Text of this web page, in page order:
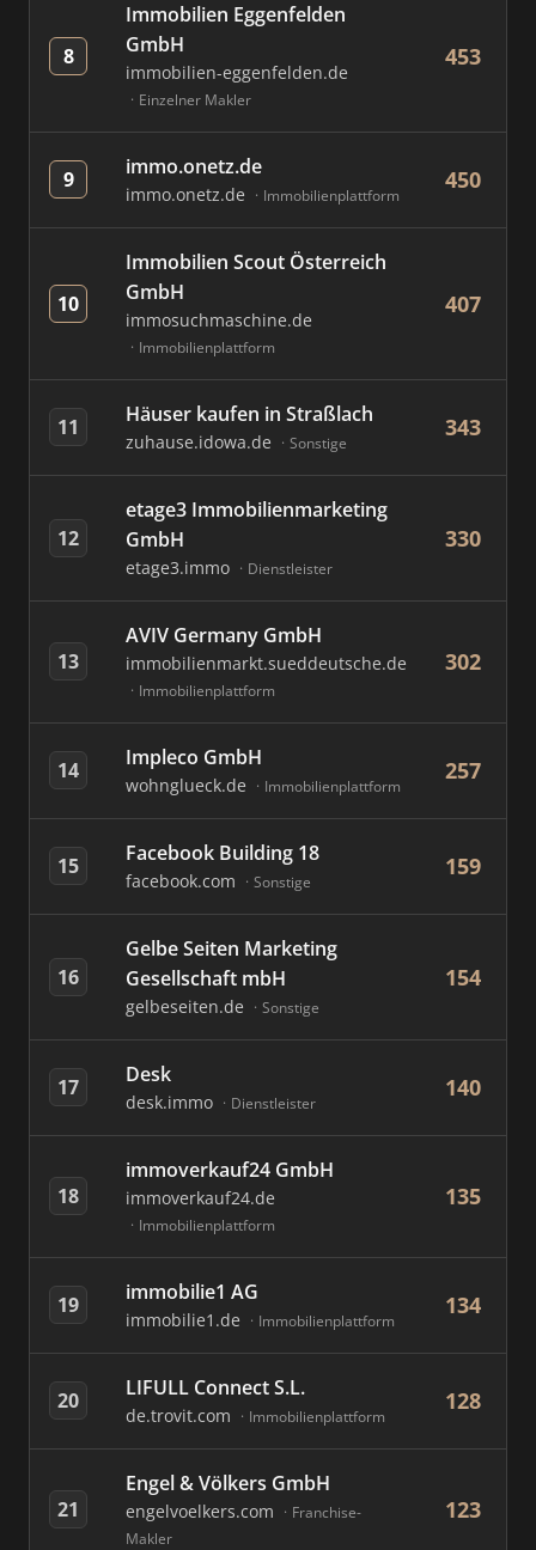
8
Immobilien Eggenfelden
GmbH
immobilien-eggenfelden.de
Einzelner Makler
453
9 immo.onetz.de
immo.onetz.de Immobilienplattform
450
10
Immobilien Scout Österreich
GmbH
immosuchmaschine.de
Immobilienplattform
407
11 Häuser kaufen in Straßlach
zuhause.idowa.de Sonstige
343
12
etage3 Immobilienmarketing
GmbH
etage3.immo Dienstleister
330
13
AVIV Germany GmbH
immobilienmarkt.sueddeutsche.de
Immobilienplattform
302
14 Impleco GmbH
wohnglueck.de Immobilienplattform
257
15 Facebook Building 18
facebook.com Sonstige
159
16
Gelbe Seiten Marketing
Gesellschaft mbH
gelbeseiten.de Sonstige
154
17 Desk
desk.immo Dienstleister
140
18
immoverkauf24 GmbH
immoverkauf24.de
Immobilienplattform
135
19 immobilie1 AG
immobilie1.de Immobilienplattform
134
20 LIFULL Connect S.L.
de.trovit.com Immobilienplattform
128
21
Engel & Völkers GmbH
engelvoelkers.com
Franchise-
Makler
123